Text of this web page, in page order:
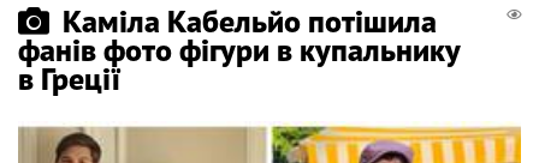
Каміла Кабельйо потішила
фанів фото фігури в купальнику
в Греції